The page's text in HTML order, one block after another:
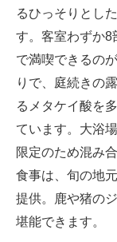
るひっそりとし
す。客室わずか8
で満喫できるの
りで、庭続きの
るメタケイ酸を
ています。大浴
限定のため混み
食事は、旬の地
提供。鹿や猪の
堪能できます。